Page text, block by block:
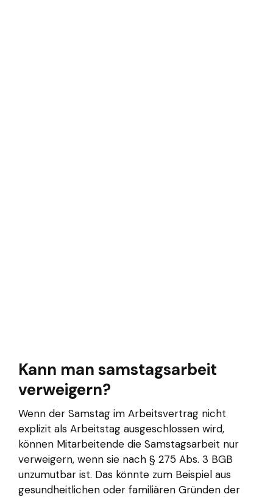
Kann man samstagsarbeit
verweigern?
Wenn der Samstag im Arbeitsvertrag nicht
explizit als Arbeitstag ausgeschlossen wird,
können Mitarbeitende die Samstagsarbeit nur
verweigern, wenn sie nach § 275 Abs. 3 BGB
unzumutbar ist. Das könnte zum Beispiel aus
gesundheitlichen oder familiären Gründen der